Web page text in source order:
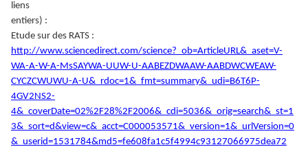
liens
entiers) :
Etude sur des RATS :
http://www.sciencedirect.com/science?_ob=ArticleURL&_aset=V-
WA-A-W-A-MsSAYWA-UUW-U-AABEZDWAAW-AABDWCWEAW-
CYCZCWUWU-A-U&_rdoc=1&_fmt=summary&_udi=B6T6P-
4GV2NS2-
4&_coverDate=02%2F28%2F2006&_cdi=5036&_orig=search&_st=1
3&_sort=d&view=c&_acct=C000053571&_version=1&_urlVersion=0
&_userid=1531784&md5=fe608fa1c5f4994c93127066975dea72